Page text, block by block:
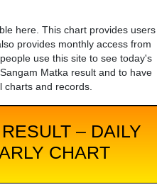
here. This chart provides users
provides monthly access from
use this site to see today's
Matka result and to have
charts and records.
– DAILY
CHART